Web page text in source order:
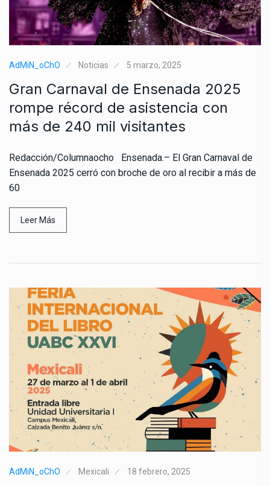
AdMiN_oChO Noticias 5 marzo, 2025
Gran Carnaval de Ensenada 2025
rompe récord de asistencia con
más de 240 mil visitantes
Redacción/Columnaocho Ensenada.– El Gran Carnaval de
Ensenada 2025 cerró con broche de oro al recibir a más de
60
Leer Más
AdMiN_oChO Mexicali 18 febrero, 2025